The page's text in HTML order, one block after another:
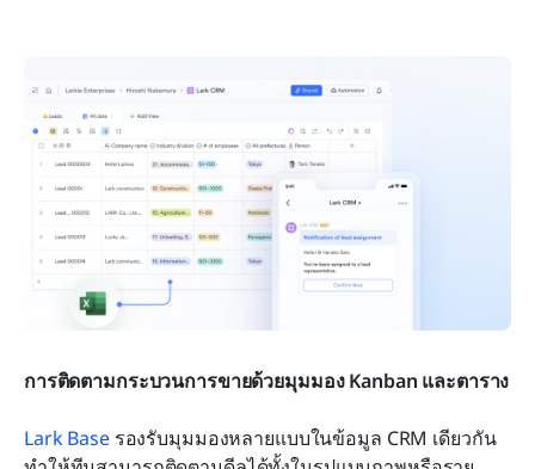
การติดตามกระบวนการขายด้วยมุมมอง Kanban และตาราง
Lark Base รองรับมุมมองหลายแบบในข้อมูล CRM เดียวกัน